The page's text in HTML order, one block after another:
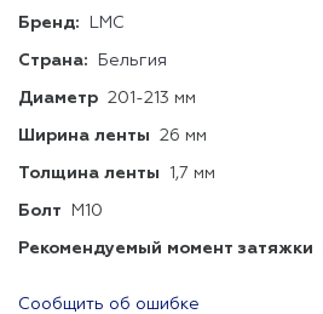
Бренд: LMC
Страна: Бельгия
Диаметр 201-213 мм
Ширина ленты 26 мм
Толщина ленты 1,7 мм
Болт М10
Рекомендуемый момент затяжки
Сообщить об ошибке